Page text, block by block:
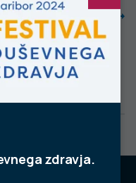
zdravja.
počutju
kos